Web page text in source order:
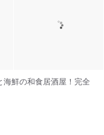
海鮮の和食居酒屋！完全